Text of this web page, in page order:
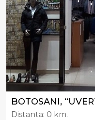
BOTOSANI,
Distanta: 0 km.